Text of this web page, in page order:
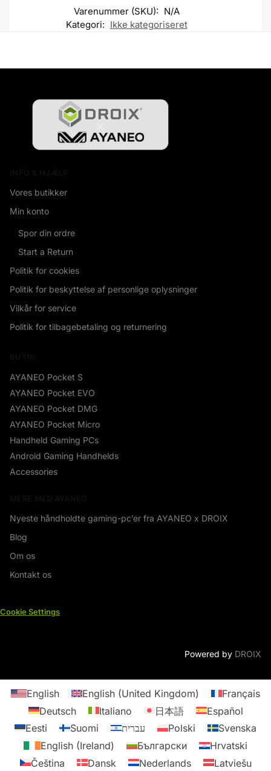
Varenummer (SKU): N/A
Kategori: Ikke kategoriseret
Vores butikker
Min konto
Spor din ordre
Start a Return
Politik for cookies
Politik for beskyttelse af personlige oplysninger
Vilkår for service
Politik for tilbagebetaling og returnering
AYANEO Pocket S
AYANEO Pocket EVO
AYANEO Pocket DMG
AYANEO Pocket Micro
Handheld Gaming PCs
Android Gaming Handhelds
Accessories
Nyeste håndholdte gaming-pc’er fra AYANEO x DROIX
Blog
Om os
Kontakt os
Cookie Settings
Powered by DROIX
English English (United Kingdom)
Français
Deutsch
Italiano 日本語
Español
Eesti
Suomi עברית Polski
Svenska
English (Ireland)
Български
Hrvatski
Čeština
Dansk Nederlands Latviešu